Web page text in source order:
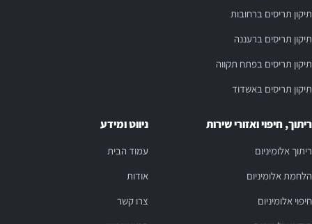
תיקון תריסים ברחובות
תיקון תריסים ברעננה
תיקון תריסים בפתח תקווה
תיקון תריסים באשדוד
ריתוך, חיפוי ואזורי שירות
ריתוך אלומיניום
הלחמת אלומיניום
חיפוי אלומיניום
ניווט ומידע
עמוד הבית
אודות
צרו קשר